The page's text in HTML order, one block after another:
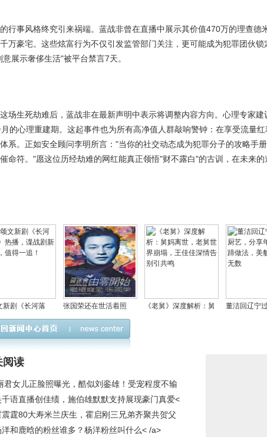
行事风格终究引来祸端。蓝战非曾在直播中展示其价值470万的理查德
万豪宅。这些炫富行为不仅引发监管部门关注，更可能成为犯罪团伙
意展示奢侈生活"被平台禁言7天。
场生死劫难后，蓝战非在最新声明中表示将调整内容方向。心理专家
的心理重建期。这起事件也为所有高净值人群敲响警钟：在享受流量
系。正如安全顾问李明所言："当你的社交动态成为犯罪分子的攻略手
命符。"愿这位历经劫难的网红能真正领悟"财不露白"的古训，在未来的
新剧《长河落
播，谍战剧新标
一追！
张国荣还在世活着照
片，张国荣有没有孩
《老舅》深度解析：舅
董洁回辽宁
阅读
君女儿正脸照曝光，酷似刘銮雄！受宠程度不输
女< /a>
千语直播创佳绩，施伯雄默默支持展现豪门真爱<
震霆80大寿米兰庆生，霍启刚三兄弟齐聚共贺父
< /a>
洋和鹿晗的粉丝谁多？杨洋粉丝叫什么< /a>